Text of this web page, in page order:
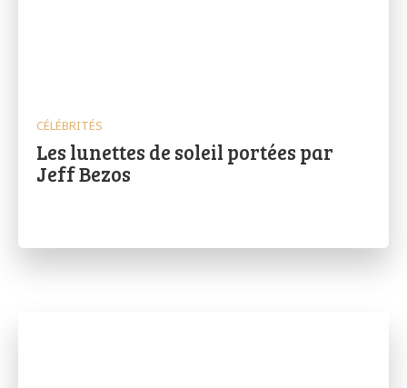
CÉLÉBRITÉS
Les lunettes de soleil portées par
Jeff Bezos